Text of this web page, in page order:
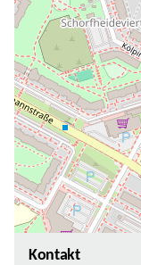
Kontakt